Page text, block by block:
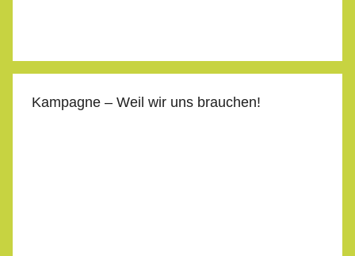
Kampagne – Weil wir uns brauchen!